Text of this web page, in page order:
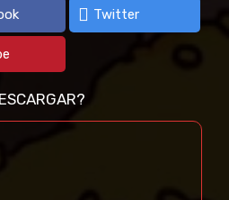
Twitter